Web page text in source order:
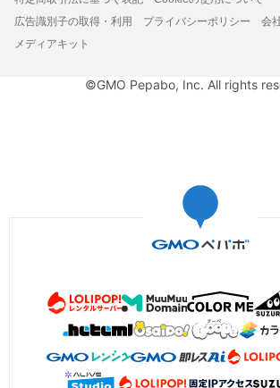
広告識別子の取得・利用
プライバシーポリシー 会
メディアキット
©GMO Pepabo, Inc. All rights